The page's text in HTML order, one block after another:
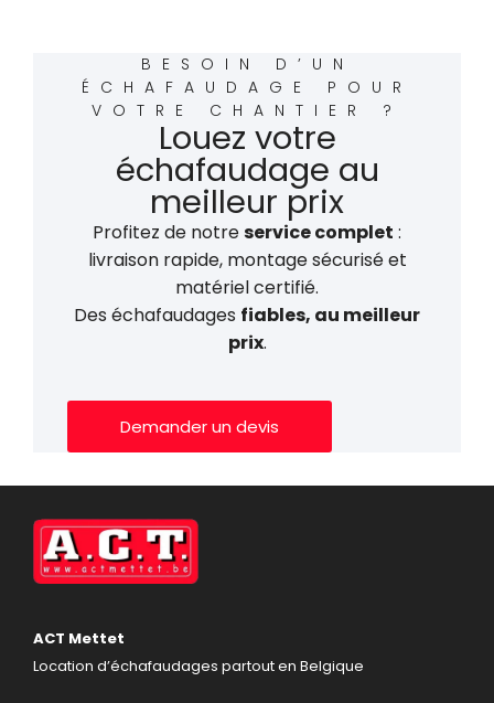
BESOIN D’UN
ÉCHAFAUDAGE POUR
VOTRE CHANTIER ?
Louez votre
échafaudage au
meilleur prix
Profitez de notreservice complet :
livraison rapide, montage sécurisé et
matériel certifié.
Des échafaudages fiables, au meilleur
prix.
Demander un devis
ACT Mettet
Location d’échafaudages partout en Belgique